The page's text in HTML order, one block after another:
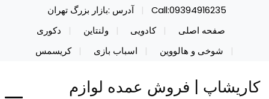
Call:09394916235
آدرس :بازار بزرگ تهران
صفحه اصلی
کادویی ولنتاین
دکوری
شوخی و هالووین
اسباب بازی کریسمس
کاریشاپ | فروش عمده لوازم